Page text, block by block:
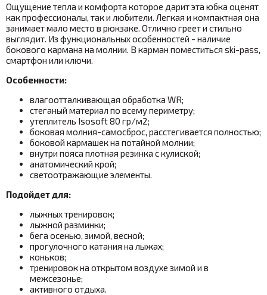
Ощущение тепла и комфорта которое дарит эта юбка оценят
как профессионалы, так и любители. Легкая и компактная она
занимает мало место в рюкзаке. Отлично греет и стильно
выглядит. Из функциональных особенностей - наличие
бокового кармана на молнии. В карман поместиться ski-pass,
смартфон или ключи.
Особенности:
влагоотталкивающая обработка WR;
стеганый материал по всему периметру;
утеплитель Isosoft 80 гр/м2;
боковая молния-самосброс, расстегивается полностью;
боковой кармашек на потайной молнии;
внутри пояса плотная резинка с кулиской;
анатомический крой;
светоотражающие элементы.
Подойдет для:
лыжных тренировок;
лыжной разминки;
бега осенью, зимой, весной;
прогулочного катания на лыжах;
коньков;
тренировок на открытом воздухе зимой и в
межсезонье;
активного отдыха.